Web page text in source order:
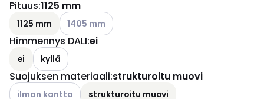
Pituus:1125 mm
1125 mm Katso käytettävissä olevat vaihtoehdot
1405 mm
Himmennys DALI:ei
ei kyllä
Suojuksen materiaali:strukturoitu muovi
Katso käytettävissä olevat vaihtoehdot
ilman kantta strukturoitu muovi